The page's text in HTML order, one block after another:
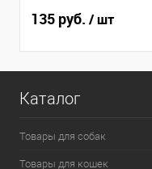
135 руб. / шт
Каталог
Товары для собак
Товары для кошек